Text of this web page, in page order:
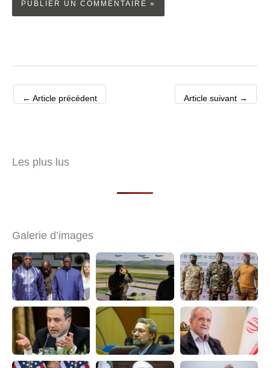
← Article précédent Article suivant →
Les plus lus
Galerie d’images